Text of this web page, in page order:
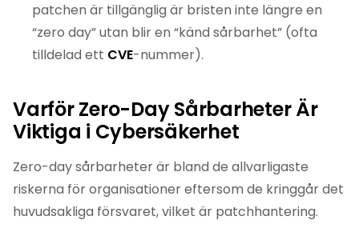
patchen är tillgänglig är bristen inte längre en
“zero day” utan blir en “känd sårbarhet” (ofta
tilldelad ett CVE-nummer).
Varför Zero-Day Sårbarheter Är
Viktiga i Cybersäkerhet
Zero-day sårbarheter är bland de allvarligaste
riskerna för organisationer eftersom de kringgår det
huvudsakliga försvaret, vilket är patchhantering.